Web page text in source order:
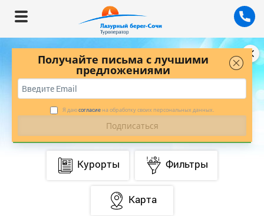
Получайте письма с лучшими
предложениями
Я даюсогласие на обработку своих персональных данных.
Курорты Фильтры
Карта
БУДЬТЕ В КУРСЕ ЛУЧШИХ ПРЕДЛОЖЕНИЙ
С НАШЕЙ РАССЫЛКОЙ
ПОДПИСАТЬСЯ